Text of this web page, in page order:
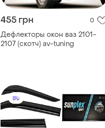
455 грн 0
Дефлекторы окон ваз 2101-
2107 (скотч) av-tuning